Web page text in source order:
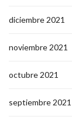
diciembre 2021
noviembre 2021
octubre 2021
septiembre 2021